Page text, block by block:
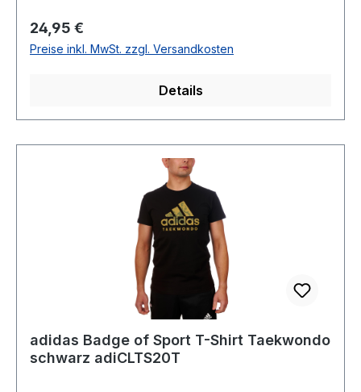
Regulärer Preis:
24,95 €
Preise inkl. MwSt. zzgl. Versandkosten
Details
adidas Badge of Sport T-Shirt Taekwondo
schwarz adiCLTS20T